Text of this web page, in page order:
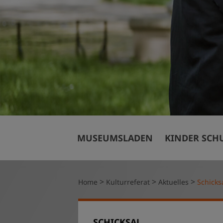
MUSEUMSLADEN KINDER
Mit Kindern
Kitas, Horte,
Home > Kulturreferat > Aktuelles >